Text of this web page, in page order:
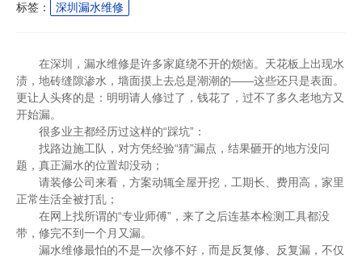
标签： 深圳漏水维修
在深圳，漏水维修是许多家庭绕不开的烦恼。天花板上出现水
渍，地砖缝隙渗水，墙面摸上去总是潮潮的——这些还只是表面。
更让人头疼的是：明明请人修过了，钱花了，过不了多久老地方又
开始漏。
很多业主都经历过这样的“踩坑”：
找路边施工队，对方凭经验“猜”漏点，结果砸开的地方没问
题，真正漏水的位置却没动；
请装修公司来看，方案动辄全屋开挖，工期长、费用高，家里
正常生活全被打乱；
在网上找所谓的“专业师傅”，来了之后连基本检测工具都没
带，修完不到一个月又漏。
漏水维修最怕的不是一次修不好，而是反复修、反复漏，不仅